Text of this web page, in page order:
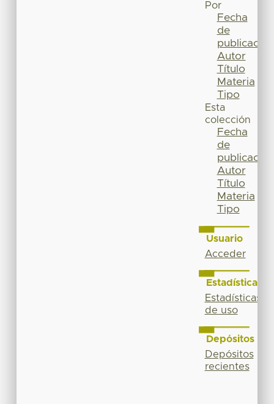
Por
Fecha
de
publicación
Autor
Título
Materia
Tipo
Esta
colección
Fecha
de
publicación
Autor
Título
Materia
Tipo
Usuario
Acceder
Estadísticas
Estadísticas
de uso
Depósitos
Depósitos
recientes